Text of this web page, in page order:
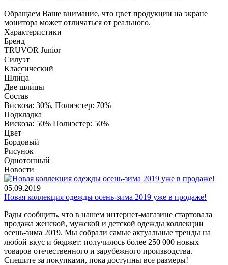
Обращаем Ваше внимание, что цвет продукции на экране
монитора может отличаться от реального.
Характеристики
Бренд
TRUVOR Junior
Силуэт
Классический
Шли́ца
Две шли́цы
Состав
Вискоза: 30%, Полиэстер: 70%
Подкладка
Вискоза: 50% Полиэстер: 50%
Цвет
Бордовый
Рисунок
Однотонный
Новости
05.09.2019
Новая коллекция одежды осень-зима 2019 уже в продаже!
Рады сообщить, что в нашем интернет-магазине стартовала
продажа женской, мужской и детской одежды коллекции
осень-зима 2019. Мы собрали самые актуальные тренды на
любой вкус и бюджет: получилось более 250 000 новых
товаров отечественного и зарубежного производства.
Спешите за покупками, пока доступны все размеры!